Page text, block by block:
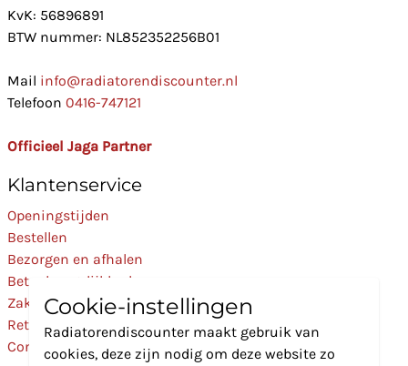
KvK: 56896891
BTW nummer: NL852352256B01
Mail info@radiatorendiscounter.nl
Telefoon 0416-747121
Officieel Jaga Partner
Klantenservice
Openingstijden
Bestellen
Bezorgen en afhalen
Betaalmogelijkheden
Zakelijk
Retourneren
Contact
Cookie-instellingen
Radiatorendiscounter maakt gebruik van
cookies, deze zijn nodig om deze website zo